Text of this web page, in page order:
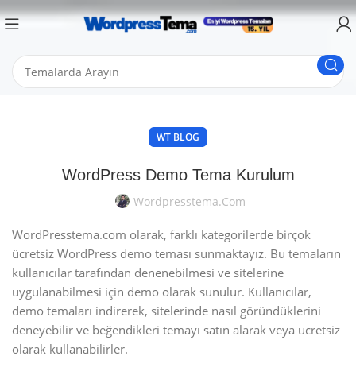
WT BLOG
WordPress Demo Tema Kurulum
Wordpresstema.com
WordPresstema.com olarak, farklı kategorilerde birçok
ücretsiz WordPress demo teması sunmaktayız. Bu temaların
kullanıcılar tarafından denenebilmesi ve sitelerine
uygulanabilmesi için demo olarak sunulur. Kullanıcılar,
demo temaları indirerek, sitelerinde nasıl göründüklerini
deneyebilir ve beğendikleri temayı satın alarak veya ücretsiz
olarak kullanabilirler.